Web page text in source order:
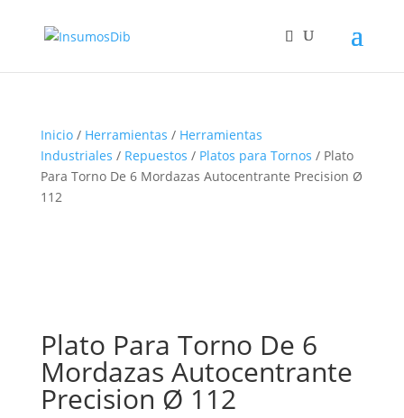
Inicio/ Herramientas / Herramientas
Industriales / Repuestos / Platos para Tornos / Plato
Para Torno De 6 Mordazas Autocentrante Precision Ø
112
Plato Para Torno De 6
Mordazas Autocentrante
Precision Ø 112